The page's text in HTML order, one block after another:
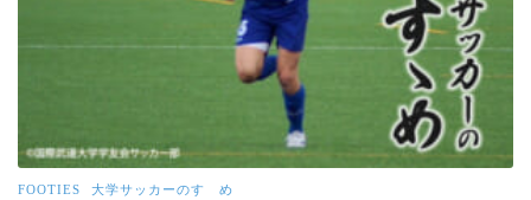
FOOTIES 大学サッカーのすゝめ